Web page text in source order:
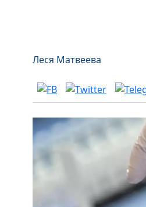
Леся Матвеева